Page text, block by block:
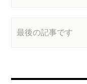
最後の記事です